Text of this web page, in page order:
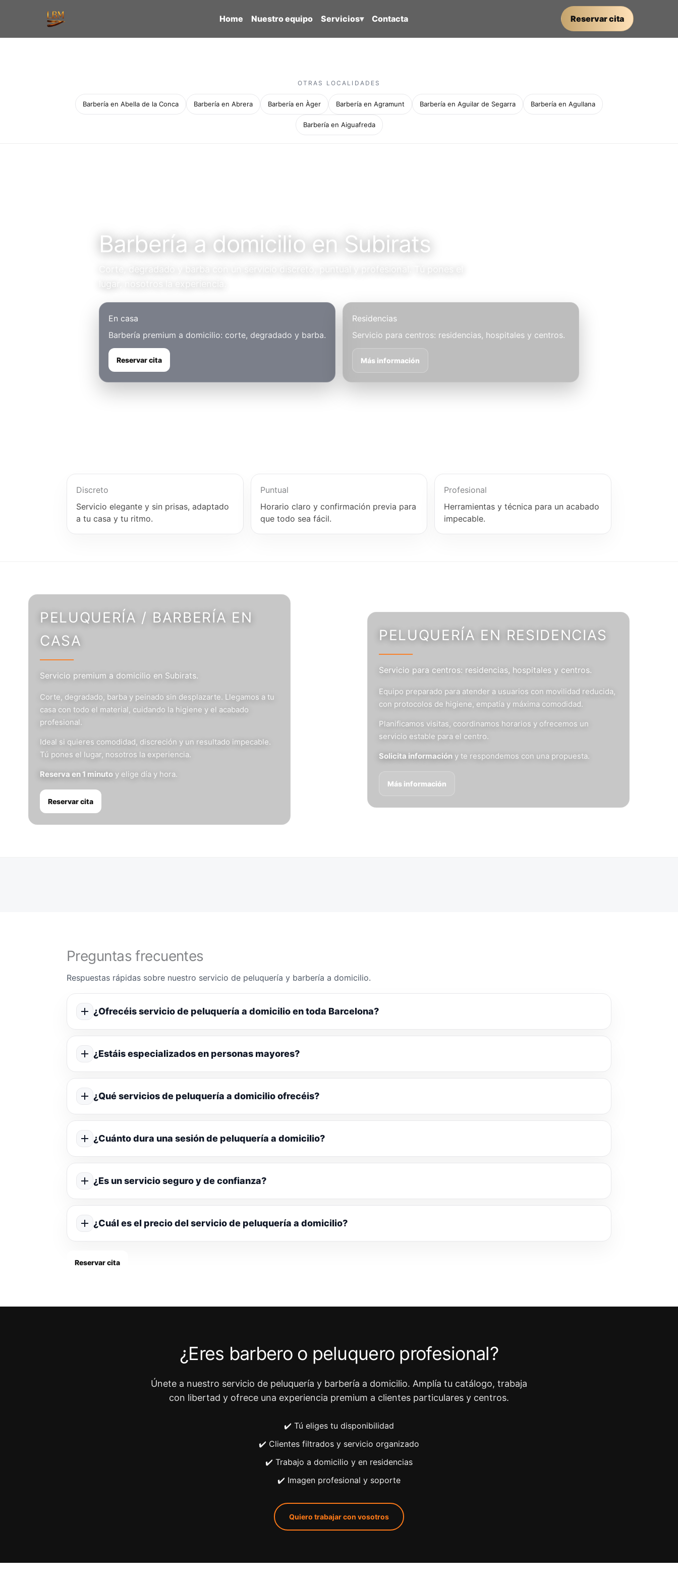
Home Nuestro equipo Servicios▾ Contacta Reservar cita
OTRAS LOCALIDADES
Barbería en Abella de la Conca Barbería en Abrera Barbería en Àger Barbería en Agramunt Barbería en Aguilar de Segarra Barbería en Agullana
Barbería en Aiguafreda
Barbería a domicilio en Subirats
Corte, degradado y barba con un servicio discreto, puntual y profesional. Tú pones el
En casa
Barbería premium a domicilio: corte, degradado y barba.
Reservar cita
Residencias
Servicio para centros: residencias, hospitales y centros.
Más información
Discreto
Servicio elegante y sin prisas, adaptado
a tu casa y tu ritmo.
Puntual
Horario claro y confirmación previa para
que todo sea fácil.
Profesional
Herramientas y técnica para un acabado
impecable.
PELUQUERÍA / BARBERÍA EN
CASA
Servicio premium a domicilio en Subirats.
Corte, degradado, barba y peinado sin desplazarte. Llegamos a tu
casa con todo el material, cuidando la higiene y el acabado
profesional.
Ideal si quieres comodidad, discreción y un resultado impecable.
Tú pones el lugar, nosotros la experiencia.
Reserva en 1 minuto y elige día y hora.
Reservar cita
PELUQUERÍA EN RESIDENCIAS
Servicio para centros: residencias, hospitales y centros.
Equipo preparado para atender a usuarios con movilidad reducida,
con protocolos de higiene, empatía y máxima comodidad.
Planificamos visitas, coordinamos horarios y ofrecemos un
servicio estable para el centro.
Solicita información y te respondemos con una propuesta.
Más información
Preguntas frecuentes
Respuestas rápidas sobre nuestro servicio de peluquería y barbería a domicilio.
¿Ofrecéis servicio de peluquería a domicilio en toda Barcelona?
¿Estáis especializados en personas mayores?
¿Qué servicios de peluquería a domicilio ofrecéis?
¿Cuánto dura una sesión de peluquería a domicilio?
¿Es un servicio seguro y de confianza?
¿Cuál es el precio del servicio de peluquería a domicilio?
Reservar cita
¿Eres barbero o peluquero profesional?
Únete a nuestro servicio de peluquería y barbería a domicilio. Amplía tu catálogo, trabaja
con libertad y ofrece una experiencia premium a clientes particulares y centros.
✔️ Tú eliges tu disponibilidad
✔️ Clientes filtrados y servicio organizado
✔️ Trabajo a domicilio y en residencias
✔️ Imagen profesional y soporte
Quiero trabajar con vosotros